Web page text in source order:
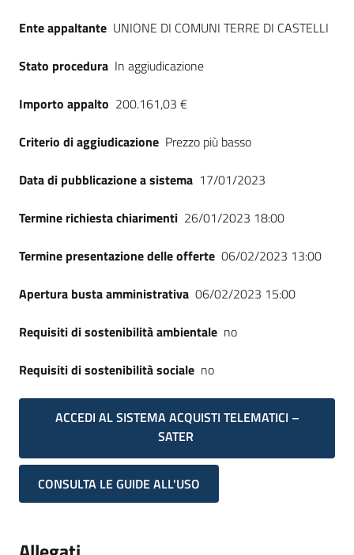
Ente appaltante UNIONE DI COMUNI TERRE DI CASTELLI
Stato procedura In aggiudicazione
Importo appalto 200.161,03 €
Criterio di aggiudicazione Prezzo più basso
Data di pubblicazione a sistema 17/01/2023
Termine richiesta chiarimenti 26/01/2023 18:00
Termine presentazione delle offerte 06/02/2023 13:00
Apertura busta amministrativa 06/02/2023 15:00
Requisiti di sostenibilità ambientale no
Requisiti di sostenibilità sociale no
ACCEDI AL SISTEMA ACQUISTI TELEMATICI –
SATER
CONSULTA LE GUIDE ALL'USO